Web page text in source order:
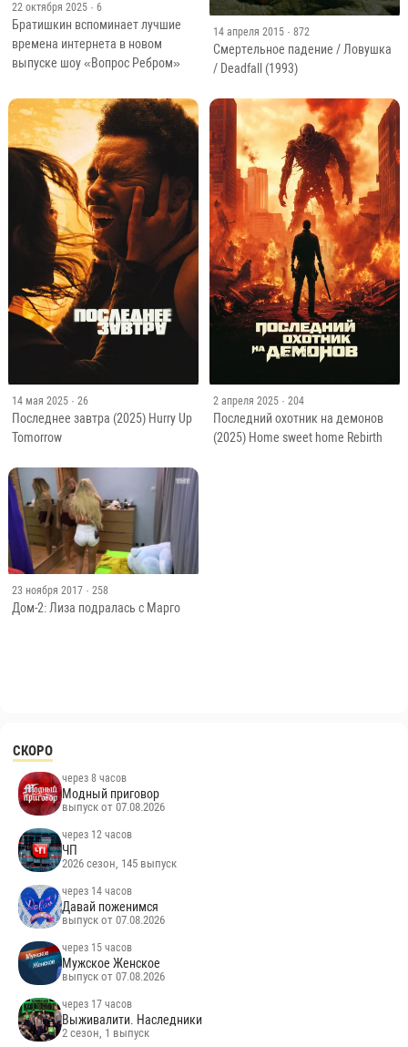
22 октября 2025 · 6
Братишкин вспоминает лучшие
времена интернета в новом
выпуске шоу «Вопрос Ребром»
14 апреля 2015 · 872
Смертельное падение / Ловушка
/ Deadfall (1993)
14 мая 2025 · 26
Последнее завтра (2025) Hurry Up
Tomorrow
2 апреля 2025 · 204
Последний охотник на демонов
(2025) Home sweet home Rebirth
23 ноября 2017 · 258
Дом-2: Лиза подралась с Марго
СКОРО
через 8 часов
Модный приговор
выпуск от 07.08.2026
через 12 часов
ЧП
2026 сезон, 145 выпуск
через 14 часов
Давай поженимся
выпуск от 07.08.2026
через 15 часов
Мужское Женское
выпуск от 07.08.2026
через 17 часов
Выживалити. Наследники
2 сезон, 1 выпуск